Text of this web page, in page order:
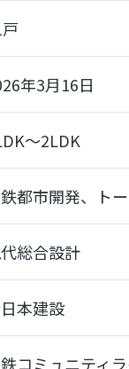
年3月16日
～2LDK
都市開発、ト
総合設計
本建設
コミュニティ